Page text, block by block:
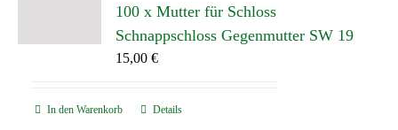
100 x Mutter für Schloss
Schnappschloss Gegenmutter SW 19
15,00 €
In den Warenkorb Details